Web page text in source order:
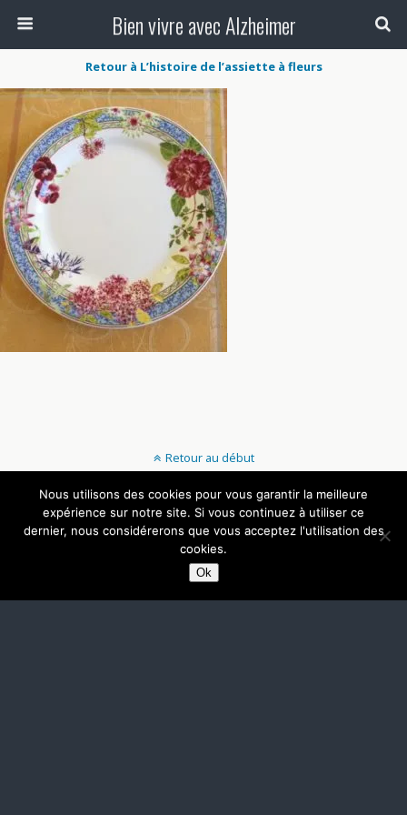
Bien vivre avec Alzheimer
Retour à L’histoire de l’assiette à fleurs
Retour au début
Mobile Bureau
Nous utilisons des cookies pour vous garantir la meilleure
expérience sur notre site. Si vous continuez à utiliser ce
dernier, nous considérerons que vous acceptez l'utilisation des
cookies.
Ok